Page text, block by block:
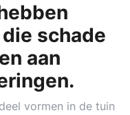
schade
aan
vormen in de tuin